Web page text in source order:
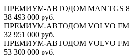
ПРЕМИУМ-АВТОДОМ MAN TGS
38 493 000 руб.
ПРЕМИУМ-АВТОДОМ VOLVO
32 951 000 руб.
ПРЕМИУМ-АВТОДОМ VOLVO
53 300 000 руб.